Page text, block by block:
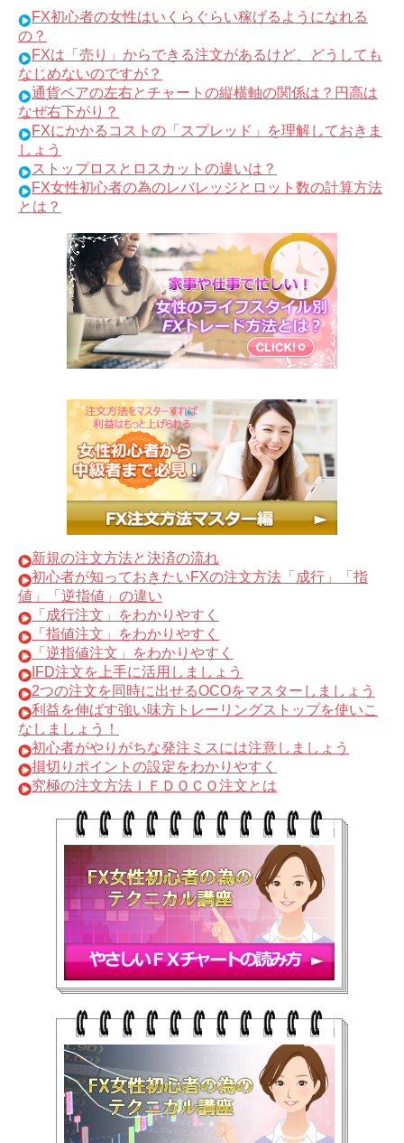
FX初心者の女性はいくらぐらい稼げるようになれる
の？
FXは「売り」からできる注文があるけど、どうしても
なじめないのですが？
通貨ペアの左右とチャートの縦横軸の関係は？円高は
なぜ右下がり？
FXにかかるコストの「スプレッド」を理解しておきま
しょう
ストップロスとロスカットの違いは？
FX女性初心者の為のレバレッジとロット数の計算方法
とは？
新規の注文方法と決済の流れ
初心者が知っておきたいFXの注文方法「成行」「指
値」「逆指値」の違い
「成行注文」をわかりやすく
「指値注文」をわかりやすく
「逆指値注文」をわかりやすく
IFD注文を上手に活用しましょう
2つの注文を同時に出せるOCOをマスターしましょう
利益を伸ばす強い味方トレーリングストップを使いこ
なしましょう！
初心者がやりがちな発注ミスには注意しましょう
損切りポイントの設定をわかりやすく
究極の注文方法ＩＦＤＯＣＯ注文とは